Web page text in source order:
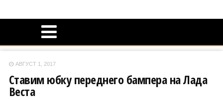
АВГУСТ 1, 2017
Ставим юбку переднего бампера на Лада
Веста